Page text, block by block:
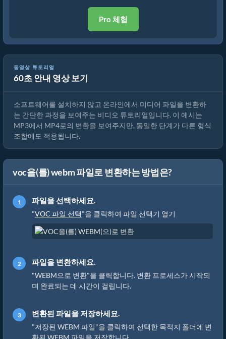
Pro 체험
동영상 튜토리얼
60초 안내 영상 보기
미디어 파일 변환 방법
소프트웨어를 설치하지 않고 온라인에서 미디어 파일을 변환하
는 간단한 과정을 보여주는 비디오 튜토리얼입니다. 이 예시는
MP3에서 MP4로의 변환을 보여주지만, 동일한 단계가 다른 형식
조합에도 적용됩니다.
voc을(를) webm 파일로 변환하는 방법은?
파일을 선택하세요.
"VOC 파일 선택"을 클릭하여 파일 선택기 열기
파일을 변환하세요.
"WEBM으로 변환"을 클릭합니다. 변환 프로세스가 시작되
며 완료되는 데 시간이 걸립니다.
변환된 파일을 저장하세요.
"저장된 WEBM 파일"을 클릭하여 선택한 목적지 폴더에 변
환된 WEBM 파일을 저장합니다.